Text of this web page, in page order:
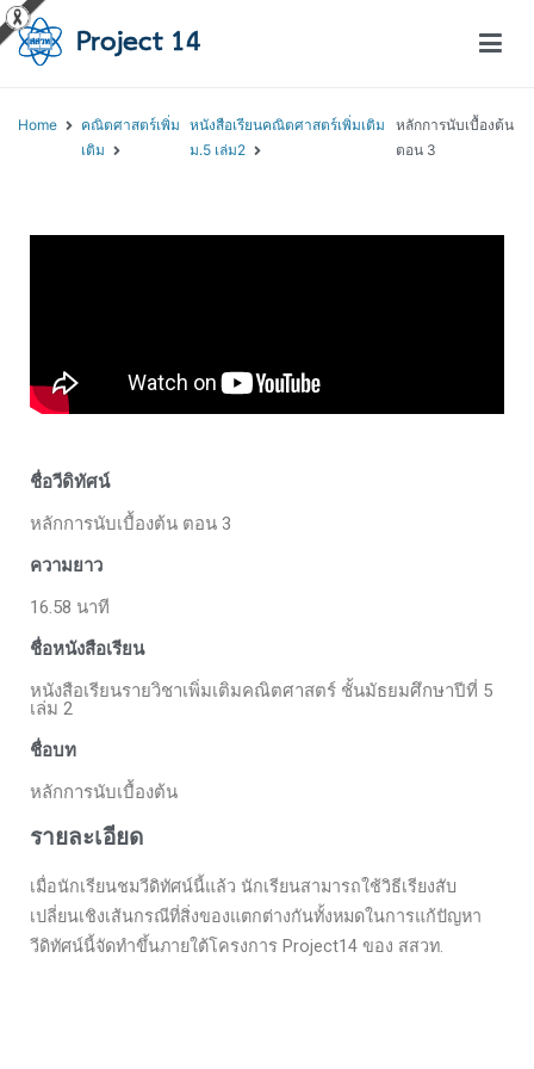
Home
คณิตศาสตร์เพิ่ม
เติม
หนังสือเรียนคณิตศาสตร์เพิ่มเติม
ม.5 เล่ม2
หลักการนับเบื้องต้น
ตอน 3
ชื่อวีดิทัศน์
หลักการนับเบื้องต้น ตอน 3
ความยาว
16.58 นาที
ชื่อหนังสือเรียน
หนังสือเรียนรายวิชาเพิ่มเติมคณิตศาสตร์ ชั้นมัธยมศึกษาปีที่ 5
เล่ม 2
ชื่อบท
หลักการนับเบื้องต้น
รายละเอียด
เมื่อนักเรียนชมวีดิทัศน์นี้แล้ว นักเรียนสามารถใช้วิธีเรียงสับ
เปลี่ยนเชิงเส้นกรณีที่สิ่งของแตกต่างกันทั้งหมดในการแก้ปัญหา
วีดิทัศน์นี้จัดทำขึ้นภายใต้โครงการ Project14 ของ สสวท.